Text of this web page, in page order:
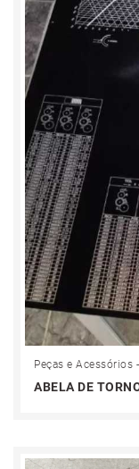
Peças e Acessórios
ABELA DE